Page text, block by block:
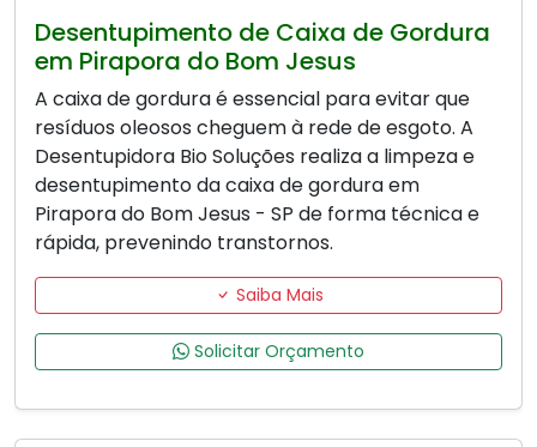
Desentupimento de Caixa de Gordura
em Pirapora do Bom Jesus
A caixa de gordura é essencial para evitar que
resíduos oleosos cheguem à rede de esgoto. A
Desentupidora Bio Soluções realiza a limpeza e
desentupimento da caixa de gordura em
Pirapora do Bom Jesus - SP de forma técnica e
rápida, prevenindo transtornos.
Saiba Mais
Solicitar Orçamento